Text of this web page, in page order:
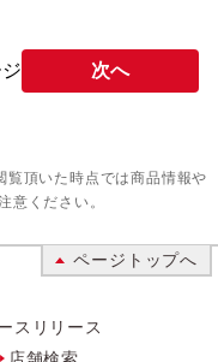
次へ
頂いた時点では商品情報や
意ください。
ページトップへ
スリリース